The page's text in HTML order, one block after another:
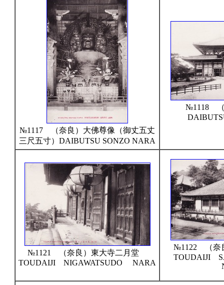
№1117 （奈良）大佛尊像（御丈五丈
三尺五寸）DAIBUTSU SONZO NARA
№1118
№1121 （奈良）東大寺二月堂
TOUDAIJI NIGAWATSUDO NARA
№1122 （奈
TOUDAIJI